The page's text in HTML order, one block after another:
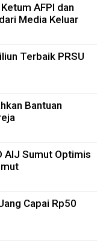
AFPI dan
Media Keluar
Terbaik PRSU
Bantuan
AIJ Sumut Optimis
Capai Rp50